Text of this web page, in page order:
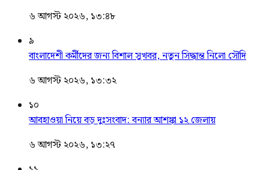
৬ আগস্ট ২০২৬, ১৩:৪৮
৯
বাংলাদেশী কর্মীদের জন্য বিশাল সুখবর, নতুন সিদ্ধান্ত নিলো সৌদি
৬ আগস্ট ২০২৬, ১৩:৩২
১০
আবহাওয়া নিয়ে বড় দুঃসংবাদ: বন্যার আশঙ্কা ১২ জেলায়
৬ আগস্ট ২০২৬, ১৩:২৭